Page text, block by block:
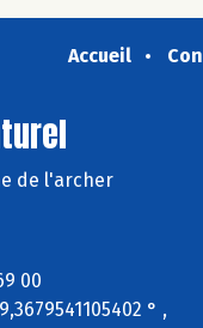
Accueil
de l'archer
00
° ,